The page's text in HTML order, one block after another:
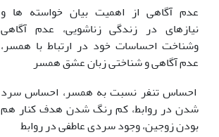
عدم آگاهی از اهمیت بیان خواسته ها و
نیازهای در زندگی زناشویی، عدم آگاهی
وشناخت احساسات خود در ارتباط با همسر،
عدم آگاهی و شناختی زبان عشق همسر
احساس تنفر نسبت به همسر، احساس سرد
شدن در روابط، کم رنگ شدن هدف کنار هم
بودن زوجین، وجود سردی عاطفی در روابط